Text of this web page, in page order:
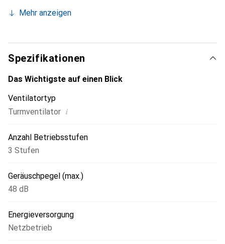
Bauform und 60° Oszillationsfunktion die Luft
können hierbei bequem über die beiliegende IR-
Fernbedienung angesteuert werden. Drei
Geschwindigkeiten, 3 Betriebsmodi, Display mit
Temperaturanzeige, Timer.
Mehr anzeigen
Spezifikationen
Das Wichtigste auf einen Blick
Ventilatortyp
Turmventilator i
Anzahl Betriebsstufen
3 Stufen
Geräuschpegel (max.)
48 dB
Energieversorgung
Netzbetrieb